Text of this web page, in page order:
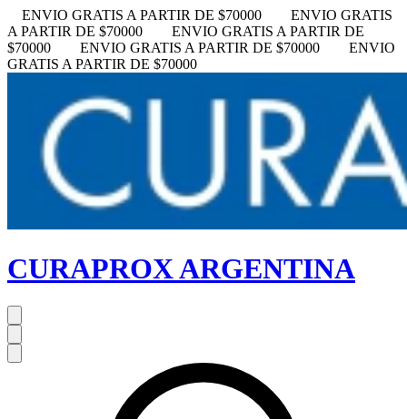
ENVIO GRATIS A PARTIR DE $70000
ENVIO GRATIS
A PARTIR DE $70000
ENVIO GRATIS A PARTIR DE
$70000
ENVIO GRATIS A PARTIR DE $70000
ENVIO
GRATIS A PARTIR DE $70000
CURAPROX ARGENTINA